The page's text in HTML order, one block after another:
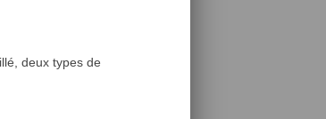
deux types de